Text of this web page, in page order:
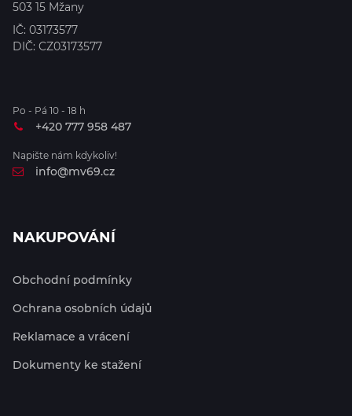
503 15 Mžany
IČ: 03173577
DIČ: CZ03173577
Po - Pá 10 - 18 h
+420 777 958 487
Napište nám kdykoliv!
info@mv69.cz
NAKUPOVÁNÍ
Obchodní podmínky
Ochrana osobních údajů
Reklamace a vrácení
Dokumenty ke stažení